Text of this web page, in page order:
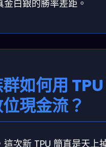
白銀的勝率差距。
如何用
現金流？
次新 TPU 簡直是天上